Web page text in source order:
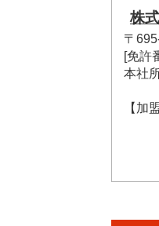
株
〒
[免許
本社
【加
公
一
中